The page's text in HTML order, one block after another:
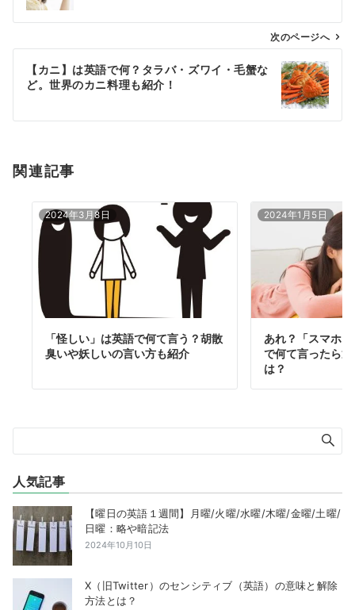
ビ
ン
次のページへ
【カニ】は英語で何？タラバ・ズワイ・毛蟹な
ど。世界のカニ料理も紹介！
関連記事
2024年3月8日
「怪しい」は英語で何て言う？胡散
臭いや妖しいの言い方も紹介
2024年1月5日
あれ？「スマホ
で何て言ったら
は？
人気記事
【曜日の英語１週間】月曜/火曜/水曜/木曜/金曜/土曜/
日曜：略や暗記法
2024年10月10日
X（旧Twitter）のセンシティブ（英語）の意味と解除
方法とは？